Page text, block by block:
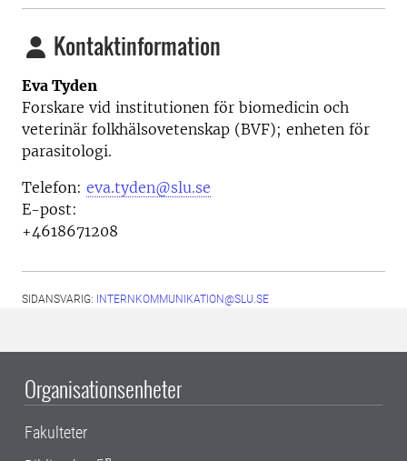
Kontaktinformation
Eva Tyden
Forskare vid institutionen för biomedicin och
veterinär folkhälsovetenskap (BVF); enheten för
parasitologi.
Telefon: eva.tyden@slu.se
E-post:
+4618671208
SIDANSVARIG: INTERNKOMMUNIKATION@SLU.SE
Organisationsenheter
Fakulteter